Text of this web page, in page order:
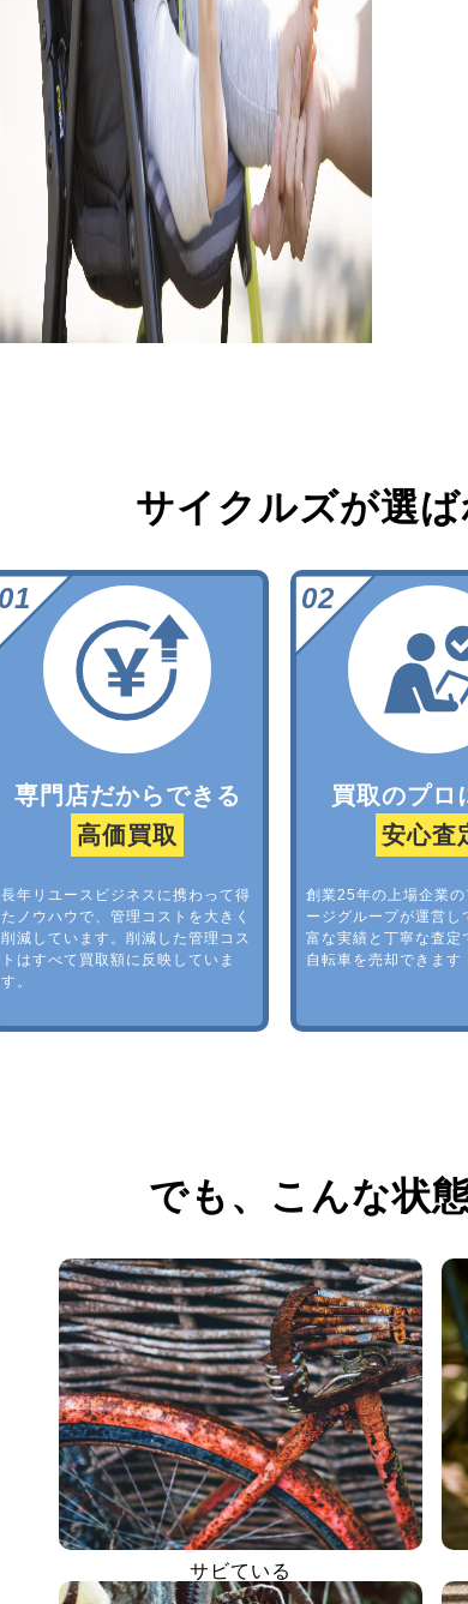
サイクルズが選
専門店だからできる
高価買取
長年リユースビジネスに携わって得
たノウハウで、管理コストを大きく
削減しています。削減した管理コス
トはすべて買取額に反映していま
す。
買取のプロ
安心査
創業25年の上場企業の
ージグループが運営し
富な実績と丁寧な査定
自転車を売却できます
でも、 こんな状
サビている